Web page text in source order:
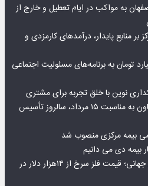
به مواکب در ایام تعطیل و خارج از
بر منابع پایدار، درآمدهای کارمزدی و
ایران بیش از ۷۰ میلیارد تومان به برنامه‌های مسئولیت اجتماعی
نوین با خلق تجربه برای مشتری
پیام مدیرعامل بانک توسعه تعاون به مناسبت ۱۵ مرداد، سالروز تأسیس
بیمه مرکزی منصوب شد
بیمه دی می دانیم
تداوم صعود مس در بازارهای جهانی؛ قیمت فلز سرخ از ۱۴هزار دلار در